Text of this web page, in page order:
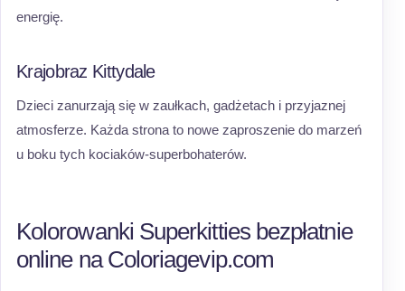
energię.
Krajobraz Kittydale
Dzieci zanurzają się w zaułkach, gadżetach i przyjaznej
atmosferze. Każda strona to nowe zaproszenie do marzeń
u boku tych kociaków-superbohaterów.
Kolorowanki Superkitties bezpłatnie
online na Coloriagevip.com